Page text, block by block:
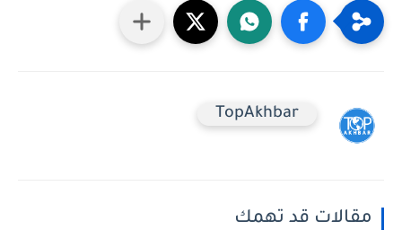
TopAkhbar
مقالات قد تهمك